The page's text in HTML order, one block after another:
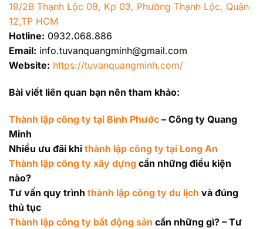
19/2B Thạnh Lộc 08, Kp 03, Phường Thạnh Lộc, Quận
12,TP HCM
Hotline: 0932.068.886
Email: info.tuvanquangminh@gmail.com
Website: https://tuvanquangminh.com/
Bài viết liên quan bạn nên tham khảo:
Thành lập công ty tại Bình Phước – Công ty Quang
Minh
Nhiều ưu đãi khi thành lập công ty tại Long An
Thành lập công ty xây dựng cần những điều kiện
nào?
Tư vấn quy trình thành lập công ty du lịch và đúng
thủ tục
Thành lập công ty bất động sản cần những gì? – Tư